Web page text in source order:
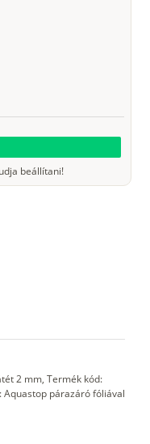
beállítani!
2 mm, Termék kód:
Aquastop párazáró fóliával